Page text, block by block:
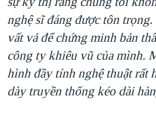
nghệ sĩ đáng được tôn
vất vả để chứng minh bản
công ty khiêu vũ của mình.
hình đầy tính nghệ thuật rất
dày truyền thống kéo dài